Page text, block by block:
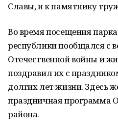
Славы, и к памятнику
Во время посещения
республики пообщался с
Отечественной войны и
поздравил их с
долгих лет жизни. Здесь
праздничная программа
района.